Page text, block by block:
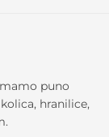
puno
hranilice,